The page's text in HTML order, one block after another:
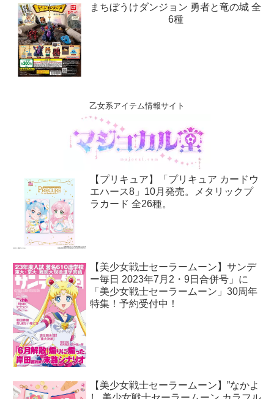
まちぼうけダンジョン 勇者と竜の城 全
6種
乙女系アイテム情報サイト
【プリキュア】「プリキュア カードウ
エハース8」10月発売。メタリックプ
ラカード 全26種。
【美少女戦士セーラームーン】サンデ
ー毎日 2023年7月2・9日合併号」に
「美少女戦士セーラームーン」30周年
特集！予約受付中！
【美少女戦士セーラームーン】”なかよ